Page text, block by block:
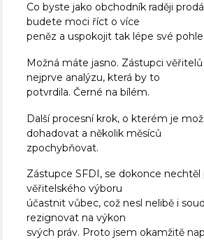
Co byste jako obchodník raději
budete moci říct o více
peněz a uspokojit tak lépe své
Možná máte jasno. Zástupci věřitelů
nejprve analýzu, která by to
potvrdila. Černé na bílém.
Další procesní krok, o kterém je
dohadovat a několik měsíců
zpochybňovat.
Zástupce SFDI, se dokonce
věřitelského výboru
účastnit vůbec, což nesl nelibě i
rezignovat na výkon
svých práv. Proto jsem okamžitě